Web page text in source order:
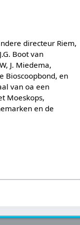
directeur Riem,
Boot van
J. Miedema,
Bioscoopbond, en
van oa een
Moeskops,
en de